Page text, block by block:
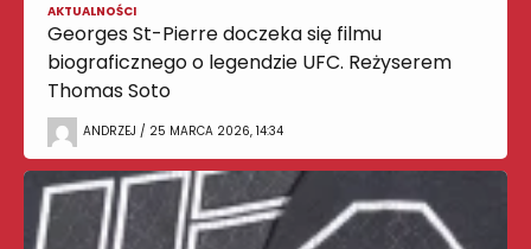
AKTUALNOŚCI
Georges St-Pierre doczeka się filmu
biograficznego o legendzie UFC. Reżyserem
Thomas Soto
ANDRZEJ / 25 MARCA 2026, 14:34